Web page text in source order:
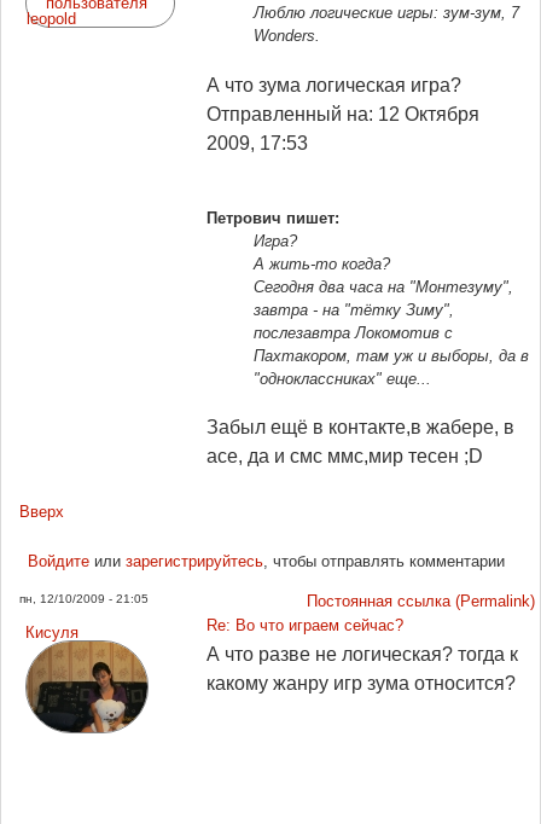
Люблю логические игры: зум-зум, 7
Wonders.
А что зума логическая игра?
Отправленный на: 12 Октября
2009, 17:53
Петрович пишет:
Игра?
А жить-то когда?
Сегодня два часа на "Монтезуму",
завтра - на "тётку Зиму",
послезавтра Локомотив с
Пахтакором, там уж и выборы, да в
"одноклассниках" еще...
Забыл ещё в контакте,в жабере, в
асе, да и смс ммс,мир тесен ;D
Вверх
Войдитеили зарегистрируйтесь, чтобы отправлять комментарии
пн, 12/10/2009 - 21:05
Постоянная ссылка (Permalink)
Кисуля
Re: Во что играем сейчас?
А что разве не логическая? тогда к
какому жанру игр зума относится?